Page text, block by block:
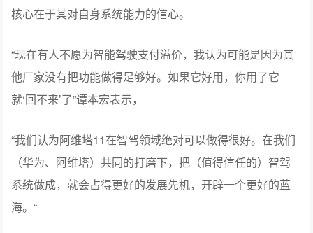
核心在于其对自身系统能力的信心。
“现在有人不愿为智能驾驶支付溢价，我认为可能是因为其
他厂家没有把功能做得足够好。如果它好用，你用了它
就‘回不来’了”谭本宏表示，
“我们认为阿维塔11在智驾领域绝对可以做得很好。在我们
（华为、阿维塔）共同的打磨下，把（值得信任的）智驾
系统做成，就会占得更好的发展先机，开辟一个更好的蓝
海。“